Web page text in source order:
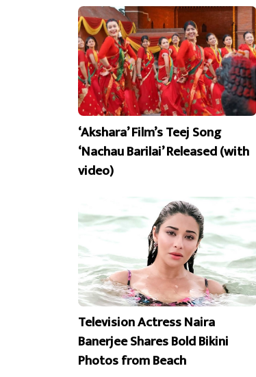
‘Akshara’ Film’s Teej Song
‘Nachau Barilai’ Released (with
video)
Television Actress Naira
Banerjee Shares Bold Bikini
Photos from Beach